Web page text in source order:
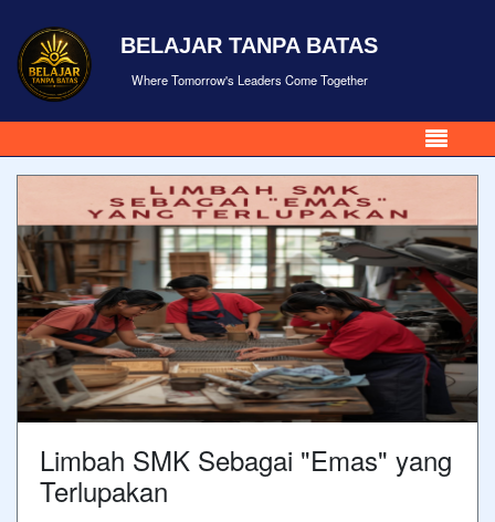
BELAJAR TANPA BATAS
Where Tomorrow's Leaders Come Together
Limbah SMK Sebagai "Emas" yang
Terlupakan